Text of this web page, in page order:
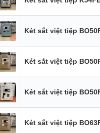
Két sắt việt tiệp
Két sắt việt tiệp
Két sắt việt tiệp
Két sắt việt tiệp